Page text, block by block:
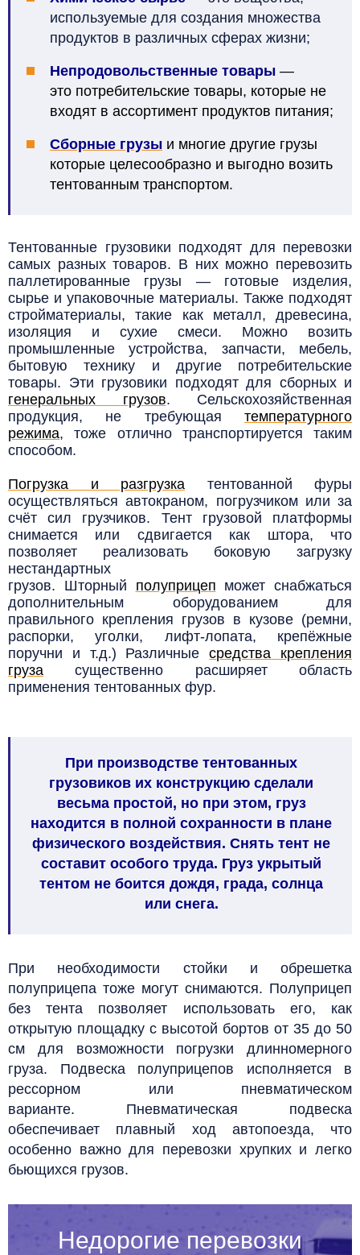
используемые для создания множества
продуктов в различных сферах жизни;
Непродовольственные товары —
это потребительские товары, которые не
входят в ассортимент продуктов питания;
Сборные грузы и многие другие грузы
которые целесообразно и выгодно возить
тентованным транспортом.
Тентованные грузовики подходят для перевозки
самых разных товаров. В них можно перевозить
паллетированные грузы — готовые изделия,
сырье и упаковочные материалы. Также подходят
стройматериалы, такие как металл, древесина,
изоляция и сухие смеси. Можно возить
промышленные устройства, запчасти, мебель,
бытовую технику и другие потребительские
товары. Эти грузовики подходят для сборных и
генеральных грузов. Сельскохозяйственная
продукция, не требующая температурного
режима,тоже отлично транспортируется таким
способом.
Погрузка и разгрузка тентованной фуры
осуществляться автокраном, погрузчиком или за
счёт сил грузчиков. Тент грузовой платформы
снимается или сдвигается как штора, что
позволяет реализовать боковую загрузку
нестандартных
грузов. Шторный полуприцеп может снабжаться
дополнительным оборудованием для
правильного крепления грузов в кузове (ремни,
распорки, уголки, лифт-лопата, крепёжные
поручни и т.д.) Различныесредства крепления
груза существенно расширяет область
применения тентованных фур.
При производстве тентованных
грузовиков их конструкцию сделали
весьма простой, но при этом, груз
находится в полной сохранности в плане
физического воздействия. Снять тент не
составит особого труда. Груз укрытый
тентом не боится дождя, града, солнца
или снега.
При необходимости стойки и обрешетка
полуприцепа тоже могут снимаются. Полуприцеп
без тента позволяет использовать его, как
открытую площадку с высотой бортов от 35 до 50
см для возможности погрузки длинномерного
груза. Подвеска полуприцепов исполняется в
рессорном или пневматическом
варианте. Пневматическая подвеска
обеспечивает плавный ход автопоезда, что
особенно важно для перевозки хрупких и легко
бьющихся грузов.
Недорогие перевозки